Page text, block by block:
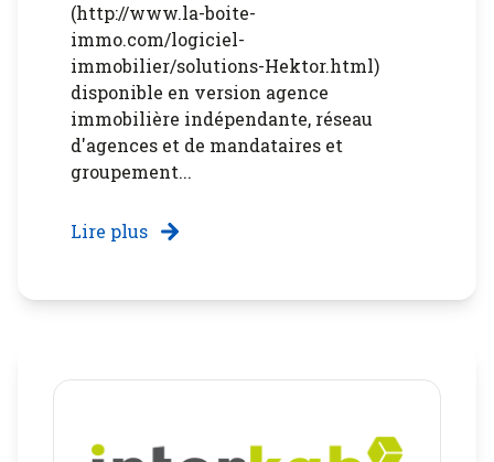
(http://www.la-boite-
immo.com/logiciel-
immobilier/solutions-Hektor.html)
disponible en version agence
immobilière indépendante, réseau
d'agences et de mandataires et
groupement...
Lire plus